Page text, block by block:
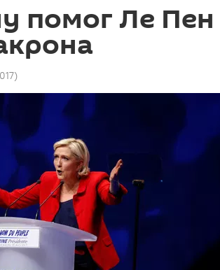
помог Ле Пен
)